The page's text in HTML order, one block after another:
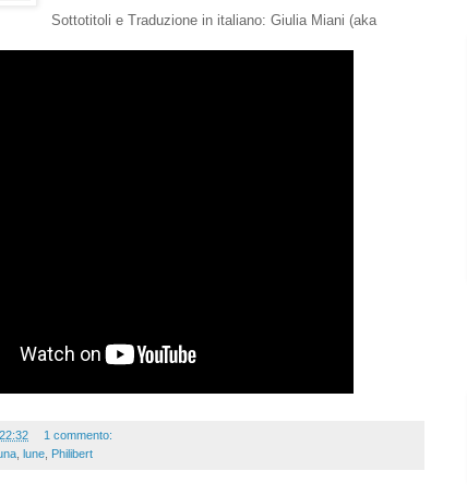
Sottotitoli e Traduzione in italiano: Giulia Miani (aka
22:32
1 commento:
lune Philibert